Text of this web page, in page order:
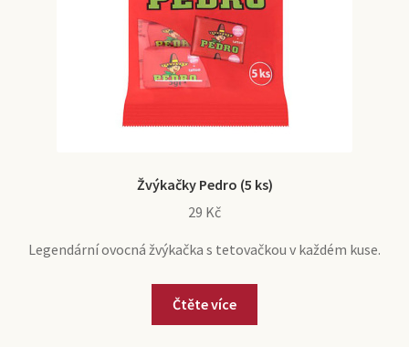
Žvýkačky Pedro (5 ks)
29 Kč
Legendární ovocná žvýkačka s tetovačkou v každém kuse.
Čtěte více